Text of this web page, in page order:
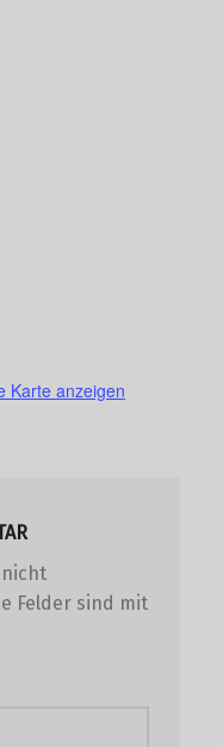
Karte anzeigen
nicht
Felder sind mit